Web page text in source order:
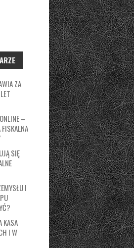
ZA
–
FISKALNA
SIĘ
I
KASA
I W